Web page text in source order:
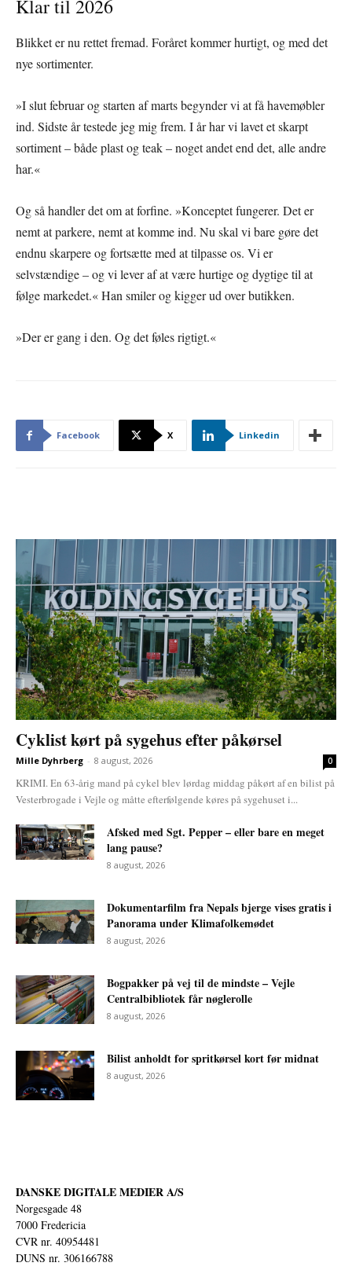
Klar til 2026
Blikket er nu rettet fremad. Foråret kommer hurtigt, og med det
nye sortimenter.
»I slut februar og starten af marts begynder vi at få havemøbler
ind. Sidste år testede jeg mig frem. I år har vi lavet et skarpt
sortiment – både plast og teak – noget andet end det, alle andre
har.«
Og så handler det om at forfine. »Konceptet fungerer. Det er
nemt at parkere, nemt at komme ind. Nu skal vi bare gøre det
endnu skarpere og fortsætte med at tilpasse os. Vi er
selvstændige – og vi lever af at være hurtige og dygtige til at
følge markedet.« Han smiler og kigger ud over butikken.
»Der er gang i den. Og det føles rigtigt.«
Facebook X Linkedin
Cyklist kørt på sygehus efter påkørsel
Mille Dyhrberg - 8 august, 2026 0
KRIMI. En 63-årig mand på cykel blev lørdag middag påkørt af en bilist på
Vesterbrogade i Vejle og måtte efterfølgende køres på sygehuset i...
Afsked med Sgt. Pepper – eller bare en meget
lang pause?
8 august, 2026
Dokumentarfilm fra Nepals bjerge vises gratis i
Panorama under Klimafolkemødet
8 august, 2026
Bogpakker på vej til de mindste – Vejle
Centralbibliotek får nøglerolle
8 august, 2026
Bilist anholdt for spritkørsel kort før midnat
8 august, 2026
DANSKE DIGITALE MEDIER A/S
Norgesgade 48
7000 Fredericia
CVR nr. 40954481
DUNS nr. 306166788